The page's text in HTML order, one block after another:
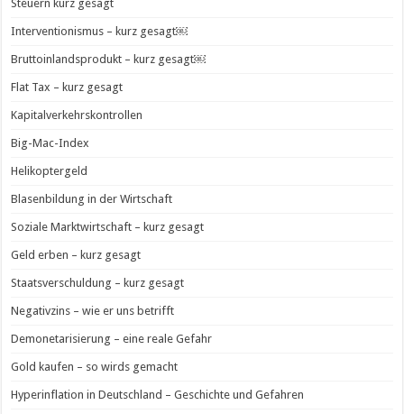
Steuern kurz gesagt
Interventionismus – kurz gesagt￼
Bruttoinlandsprodukt – kurz gesagt￼
Flat Tax – kurz gesagt
Kapitalverkehrskontrollen
Big-Mac-Index
Helikoptergeld
Blasenbildung in der Wirtschaft
Soziale Marktwirtschaft – kurz gesagt
Geld erben – kurz gesagt
Staatsverschuldung – kurz gesagt
Negativzins – wie er uns betrifft
Demonetarisierung – eine reale Gefahr
Gold kaufen – so wirds gemacht
Hyperinflation in Deutschland – Geschichte und Gefahren